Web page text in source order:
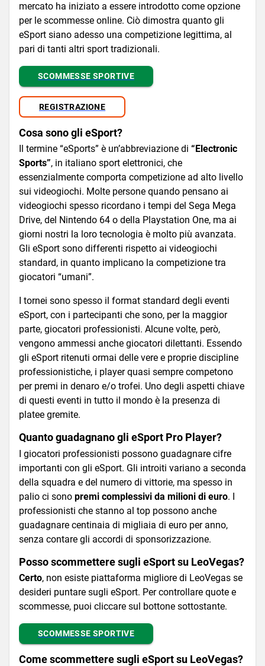
mercato ha iniziato a essere introdotto come opzione
per le scommesse online. Ciò dimostra quanto gli
eSport siano adesso una competizione legittima, al
pari di tanti altri sport tradizionali.
SCOMMESSE SPORTIVE
REGISTRAZIONE
Cosa sono gli eSport?
Il termine “eSports” è un’abbreviazione di “Electronic
Sports”, in italiano sport elettronici, che
essenzialmente comporta competizione ad alto livello
sui videogiochi. Molte persone quando pensano ai
videogiochi spesso ricordano i tempi del Sega Mega
Drive, del Nintendo 64 o della Playstation One, ma ai
giorni nostri la loro tecnologia è molto più avanzata.
Gli eSport sono differenti rispetto ai videogiochi
standard, in quanto implicano la competizione tra
giocatori “umani”.
I tornei sono spesso il format standard degli eventi
eSport, con i partecipanti che sono, per la maggior
parte, giocatori professionisti. Alcune volte, però,
vengono ammessi anche giocatori dilettanti. Essendo
gli eSport ritenuti ormai delle vere e proprie discipline
professionistiche, i player quasi sempre competono
per premi in denaro e/o trofei. Uno degli aspetti chiave
di questi eventi in tutto il mondo è la presenza di
platee gremite.
Quanto guadagnano gli eSport Pro Player?
I giocatori professionisti possono guadagnare cifre
importanti con gli eSport. Gli introiti variano a seconda
della squadra e del numero di vittorie, ma spesso in
palio ci sono premi complessivi da milioni di euro. I
professionisti che stanno al top possono anche
guadagnare centinaia di migliaia di euro per anno,
senza contare gli accordi di sponsorizzazione.
Posso scommettere sugli eSport su LeoVegas?
Certo, non esiste piattaforma migliore di LeoVegas se
desideri puntare sugli eSport. Per controllare quote e
scommesse, puoi cliccare sul bottone sottostante.
SCOMMESSE SPORTIVE
Come scommettere sugli eSport su LeoVegas?